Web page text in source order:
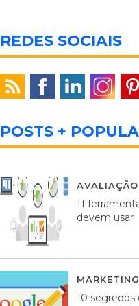
REDES SOCIAIS
POSTS +
AVALIAÇÃO
11
devem usar
10 segredos